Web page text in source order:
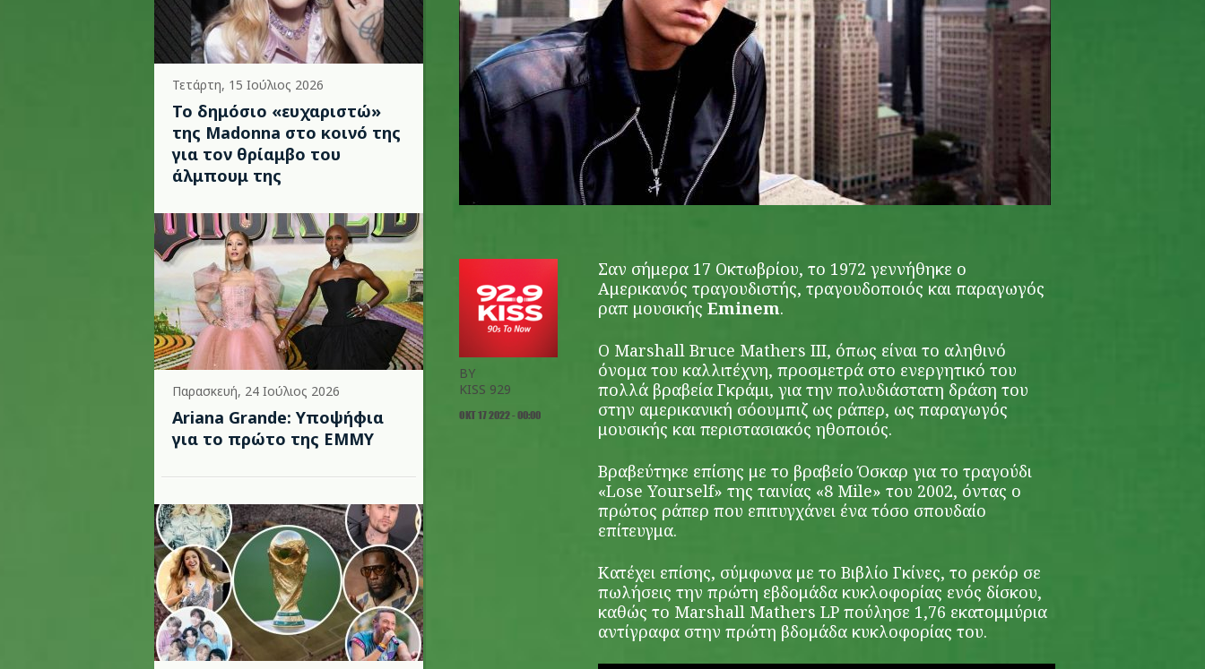
Τετάρτη, 15 Ιούλιος 2026
Το δημόσιο «ευχαριστώ»
της Madonna στο κοινό της
για τον θρίαμβο του
άλμπουμ της
Παρασκευή, 24 Ιούλιος 2026
Ariana Grande: Υποψήφια
για το πρώτο της EMMY
BY
KISS 929
ΟΚΤ 17 2022 - 00:00
Σαν σήμερα 17 Οκτωβρίου, το 1972 γεννήθηκε ο
Αμερικανός τραγουδιστής, τραγουδοποιός και παραγωγός
ραπ μουσικής Eminem.
Ο Marshall Bruce Mathers III, όπως είναι το αληθινό
όνομα του καλλιτέχνη, προσμετρά στο ενεργητικό του
πολλά βραβεία Γκράμι, για την πολυδιάστατη δράση του
στην αμερικανική σόουμπιζ ως ράπερ, ως παραγωγός
μουσικής και περιστασιακός ηθοποιός.
Βραβεύτηκε επίσης με το βραβείο Όσκαρ για το τραγούδι
«Lose Yourself» της ταινίας «8 Mile» του 2002, όντας ο
πρώτος ράπερ που επιτυγχάνει ένα τόσο σπουδαίο
επίτευγμα.
Κατέχει επίσης, σύμφωνα με το Βιβλίο Γκίνες, το ρεκόρ σε
πωλήσεις την πρώτη εβδομάδα κυκλοφορίας ενός δίσκου,
καθώς το Marshall Mathers LP πούλησε 1,76 εκατομμύρια
αντίγραφα στην πρώτη βδομάδα κυκλοφορίας του.